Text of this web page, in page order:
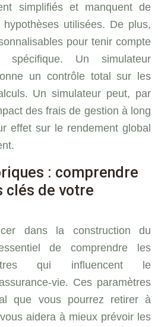
simplifiés et manquent de
utilisées. De plus,
pour tenir compte
Un simulateur
un contrôle total sur les
Un simulateur peut, par
des frais de gestion à long
effet sur le rendement global
: comprendre
clés de votre
dans la construction du
de comprendre les
qui influencent le
vie. Ces paramètres
que vous pourrez retirer à
aidera à mieux prévoir les